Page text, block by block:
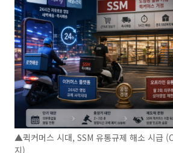
▲퀵커머스 시대, SSM 유통규제 해소 시급
지)